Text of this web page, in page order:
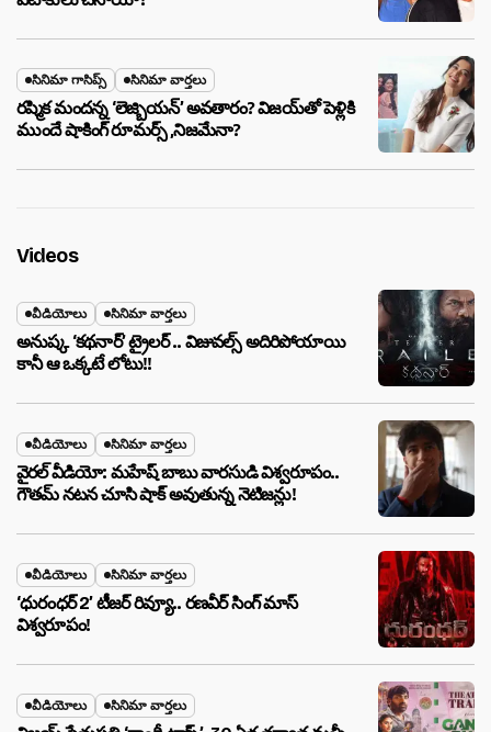
సినిమా గాసిప్స్ సినిమా వార్తలు
రష్మిక మందన్న ‘లెజ్బియన్’ అవతారం? విజయ్‌తో పెళ్లికి
ముందే షాకింగ్ రూమర్స్ ,నిజమేనా?
Videos
వీడియోలు సినిమా వార్తలు
అనుష్క ‘కథనార్’ ట్రైలర్ .. విజువల్స్ అదిరిపోయాయి
కానీ ఆ ఒక్కటే లోటు!!
వీడియోలు సినిమా వార్తలు
వైరల్ వీడియో: మహేష్ బాబు వారసుడి విశ్వరూపం..
గౌతమ్ నటన చూసి షాక్ అవుతున్న నెటిజన్లు!
వీడియోలు సినిమా వార్తలు
‘ధురంధర్ 2’ టీజర్ రివ్యూ.. రణవీర్ సింగ్ మాస్
విశ్వరూపం!
వీడియోలు సినిమా వార్తలు